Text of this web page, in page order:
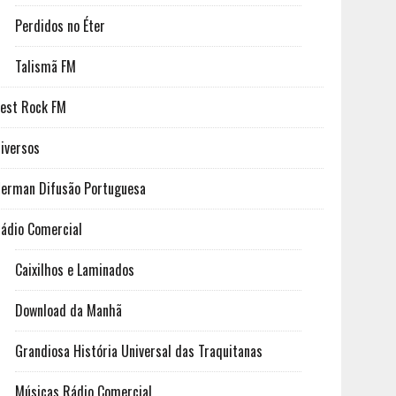
Perdidos no Éter
Talismã FM
Rock FM
Difusão Portuguesa
Comercial
Caixilhos e Laminados
Download da Manhã
Grandiosa História Universal das Traquitanas